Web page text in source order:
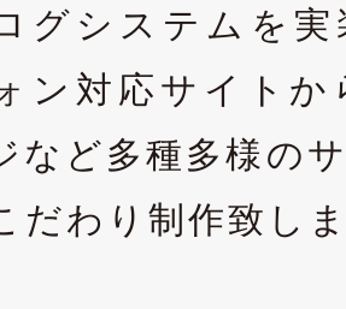
グシステムを
ン対応サイト
など多種多様の
だわり制作致し